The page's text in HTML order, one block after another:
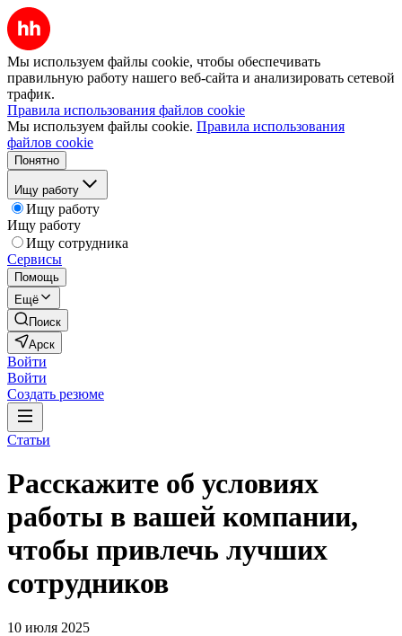
Мы используем файлы cookie, чтобы обеспечивать
правильную работу нашего веб-сайта и анализировать сетевой
трафик.
Правила использования файлов cookie
Мы используем файлы cookie. Правила использования
файлов cookie
Понятно
Ищу работу
Ищу работу
Ищу работу
Ищу сотрудника
Сервисы
Помощь
Ещё
Поиск
Арск
Войти
Войти
Создать резюме
Статьи
Расскажите об условиях
работы в вашей компании,
чтобы привлечь лучших
сотрудников
10 июля 2025